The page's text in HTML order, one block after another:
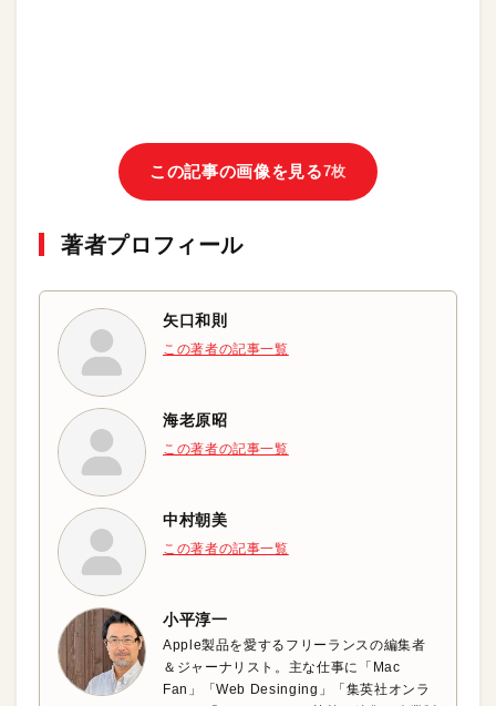
この記事の画像を見る7枚
著者プロフィール
矢口和則
この著者の記事一覧
海老原昭
この著者の記事一覧
中村朝美
この著者の記事一覧
小平淳一
Apple製品を愛するフリーランスの編集者
＆ジャーナリスト。主な仕事に「Mac
Fan」「Web Desinging」「集英社オンラ